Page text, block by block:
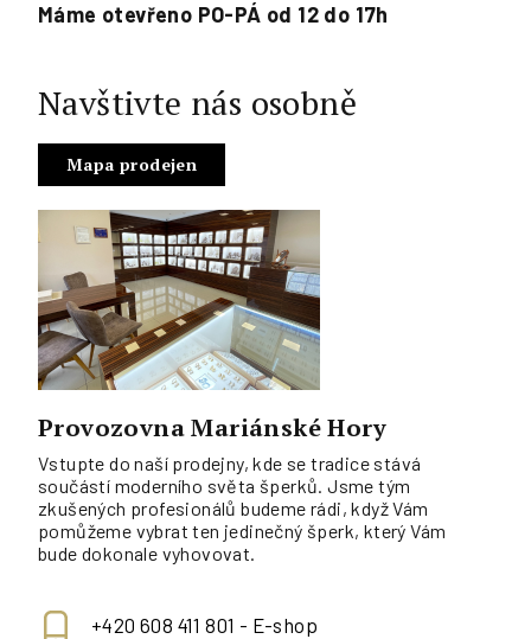
Máme otevřeno PO-PÁ od 12 do 17h
Navštivte nás osobně
Mapa prodejen
Provozovna Mariánské Hory
Vstupte do naší prodejny, kde se tradice stává
součástí moderního světa šperků. Jsme tým
zkušených profesionálů budeme rádi, když Vám
pomůžeme vybrat ten jedinečný šperk, který Vám
bude dokonale vyhovovat.
+420 608 411 801 - E-shop